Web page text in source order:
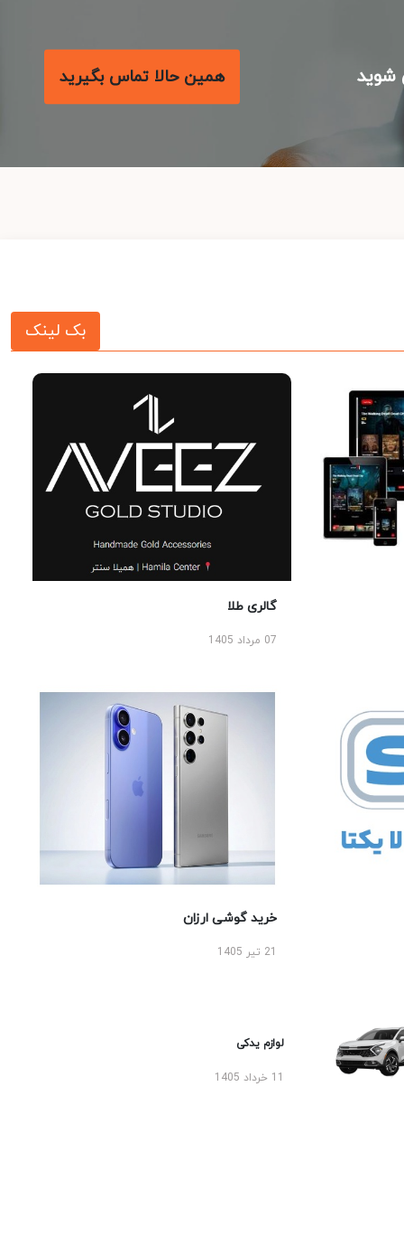
همین حالا تماس بگیرید
بک لینک
گالری طلا
07 مرداد 1405
خرید گوشی ارزان
لوازم یدکی